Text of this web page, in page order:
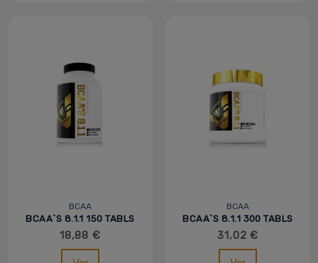
BCAA
BCAA`S 8.1.1 150 TABLS
- MVP
18,88 €
BCAA
BCAA`S 8.1.1 300 TABLS
- MVP
31,02 €